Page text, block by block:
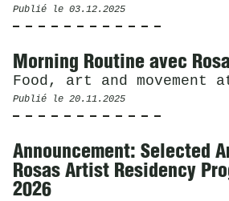
Publié le 03.12.2025
Morning Routine avec
Food, art and movement
Publié le 20.11.2025
Announcement: Selected
Rosas Artist Residency
2026